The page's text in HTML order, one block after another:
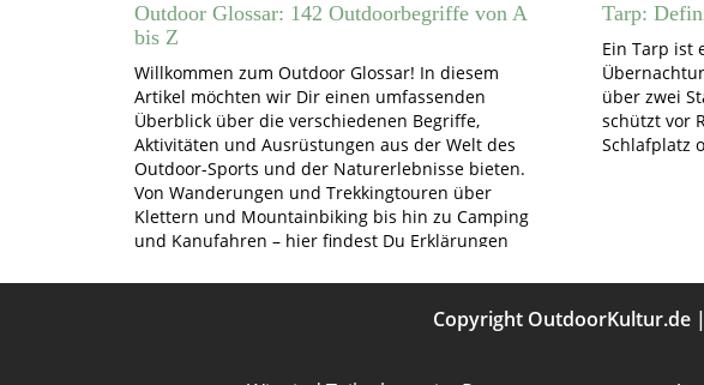
Outdoor Glossar: 142 Outdoorbegriffe von A
bis Z
Willkommen zum Outdoor Glossar! In diesem
Artikel möchten wir Dir einen umfassenden
Überblick über die verschiedenen Begriffe,
Aktivitäten und Ausrüstungen aus der Welt des
Outdoor-Sports und der Naturerlebnisse bieten.
Von Wanderungen und Trekkingtouren über
Klettern und Mountainbiking bis hin zu Camping
und Kanufahren – hier findest Du Erklärungen
Outdoor-Abenteuern. Alpenkonvention…
Tarp:
Ein Tarp ist
über zwei
schützt vor
Schlafplatz
Copyright OutdoorKultur.de |